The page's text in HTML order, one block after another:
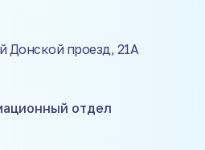
Донской проезд, 21А
отдел